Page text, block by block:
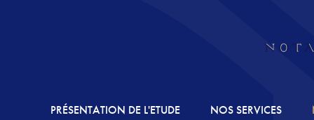
PRÉSENTATION DE L'ETUDE NOS SERVICES